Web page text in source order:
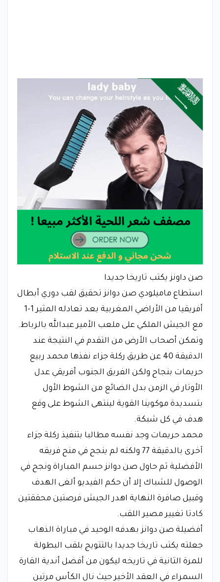
صن داونز يكتب تاريخا جديدا
استطاع ماميلودي صن دوانز تحقيق لقب دوري أبطال
أفريقيا من الأراضي المغربية بعد تعادله المثير 1-1
مع الجيش الملكي على ملعب الأمير عبدالله بالرباط.
وتمكن أصحاب الأرض من التقدم في النتيجة عند
الدقيقة 40 عن طريق ركلة جزاء نفذها محمد ربيع
حريمات بنجاح ولكن الفريق الجنوب أفريقي عدل
الأوتار في الزمن بدل الضائع من الشوط الأول
بتسديدة موكوينا القوية لينتهى الشوط على وقع
هدف في كل شبكة.
محمد حريمات وجد نفسه مطالبا بتنفيذ ركلة جزاء
آخرى بالدقيقة 77 ولكنه لم ينجح في منح فريقه
الأفضلية ثم حاول صن دوانز حسم المباراة ونجح في
الوصول للشباك إلا أن حكم الفيديو ألغى الهدف
وقبيل صافرة النهاية اهدر الجيش فرصتين محققتين
كادتا تغيير مصير اللقب.
أفضيلة صن دوانز بهدفه الوحيد في مباراة الذهاب
جعلته يكتب تاريخا جديدا بالتتويج بلقب البطولة
للمرة الثانية في تاريخه ليكون من أفضل أندية القارة
السمراء في العقد الأخير حيث نال الكأس مرتين